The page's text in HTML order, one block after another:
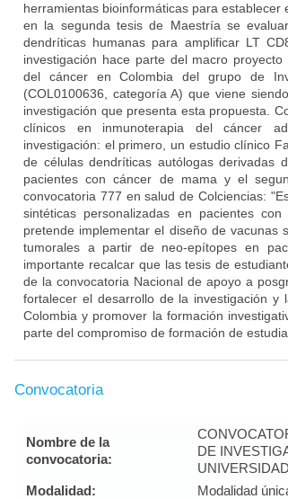
herramientas bioinformáticas para establecer
en la segunda tesis de Maestría se
dendríticas humanas para amplificar LT
investigación hace parte del macro
del cáncer en Colombia del grupo de
(COL0100636, categoría A) que viene
investigación que presenta esta propuesta.
clínicos en inmunoterapia del cáncer
investigación: el primero, un estudio clínico
de células dendríticas autólogas derivadas
pacientes con cáncer de mama y el
convocatoria 777 en salud de Colciencias:
sintéticas personalizadas en pacientes
pretende implementar el diseño de vacunas
tumorales a partir de neo-epítopes en
importante recalcar que las tesis de
de la convocatoria Nacional de apoyo a
fortalecer el desarrollo de la investigación y
Colombia y promover la formación
parte del compromiso de formación de
Convocatoria
Nombre de la
convocatoria:
DE
Modalidad:
Modalidad